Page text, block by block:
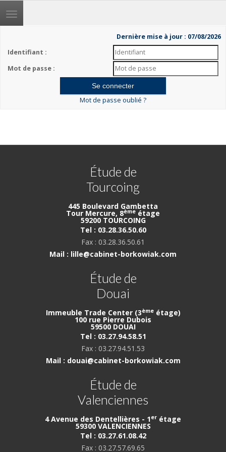
Toggle
navigation
Dernière mise à jour : 07/08/2026
Identifiant :
Mot de passe :
Mot de passe oublié ?
Étude de
Tourcoing
445 Boulevard Gambetta
Tour Mercure, 8ème étage
59200 TOURCOING
Tel : 03.28.36.50.60
Fax : 03.28.36.50.61
Mail : lille@cabinet-borkowiak.com
Étude de
Douai
Immeuble Trade Center (3èmeétage)
100 rue Pierre Dubois
59500 DOUAI
Tel : 03.27.94.58.51
Fax : 03.27.94.51.53
Mail : douai@cabinet-borkowiak.com
Étude de
Valenciennes
4 Avenue des Dentellières - 1er étage
59300 VALENCIENNES
Tel : 03.27.61.08.42
Fax : 03.27.57.69.65